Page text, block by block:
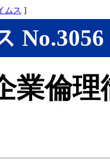
ムス ]
No.3056
業倫